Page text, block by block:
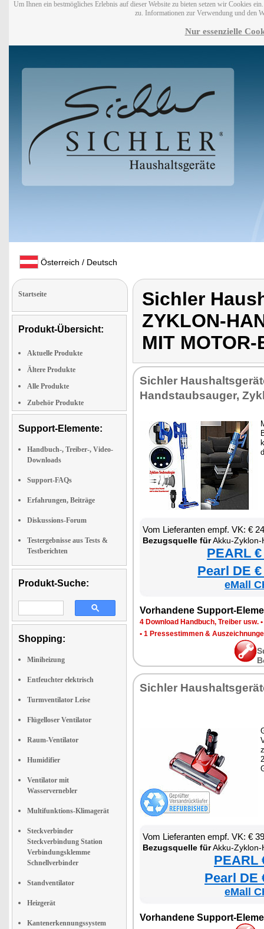
Um Ihnen ein bestmögliches Erlebnis auf dieser Website zu bieten setzen wir Cookies
zu. Informationen zur Verwendung und den
Nur essenzielle
Österreich / Deutsch
Startseite
Produkt-Übersicht:
Aktuelle Produkte
Ältere Produkte
Alle Produkte
Zubehör Produkte
Support-Elemente:
Handbuch-, Treiber-, Video-
Downloads
Support-FAQs
Erfahrungen, Beiträge
Diskussions-Forum
Testergebnisse aus Tests &
Testberichten
Produkt-Suche:
Shopping:
Miniheizung
Entfeuchter elektrisch
Turmventilator Leise
Flügelloser Ventilator
Raum-Ventilator
Humidifier
Ventilator mit
Wasservernebler
Multifunktions-Klimagerät
Steckverbinder
Steckverbindung Station
Verbindungsklemme
Schnellverbinder
Standventilator
Heizgerät
Kantenerkennungssystem
Sichler
ZYKLON-
MIT MOTOR-
Sichler
Handstaubsauger,
Vom Lieferanten empf. VK: €
Bezugsquelle fürAkku-Zyklon-Hand- &
PEARL
Pearl DE
eMall
Vorhandene Support-
4 Download Handbuch, Treiber usw. •
• 1 Pressestimmen &
Sichler
Vom Lieferanten empf. VK: €
Bezugsquelle fürAkku-Zyklon-Hand- &
PEARL
Pearl DE
eMall
Vorhandene Support-